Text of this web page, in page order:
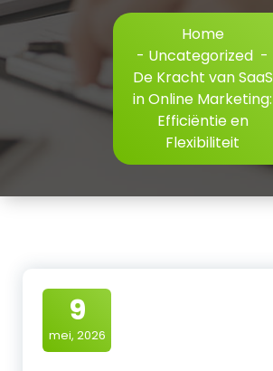
Home
- Uncategorized -
De Kracht van SaaS
in Online Marketing:
Efficiëntie en
Flexibiliteit
9
mei, 2026